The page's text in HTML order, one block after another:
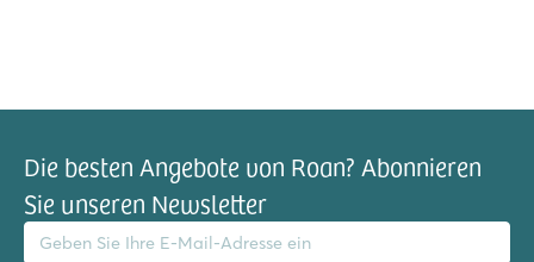
Die besten Angebote von Roan? Abonnieren
Sie unseren Newsletter
Adresse